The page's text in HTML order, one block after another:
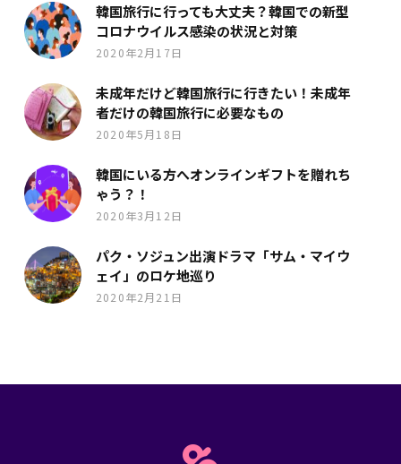
韓国旅行に行っても大丈夫？韓国での新型
コロナウイルス感染の状況と対策
2020年2月17日
未成年だけど韓国旅行に行きたい！未成年
者だけの韓国旅行に必要なもの
2020年5月18日
韓国にいる方へオンラインギフトを贈れち
ゃう？！
2020年3月12日
パク・ソジュン出演ドラマ「サム・マイウ
ェイ」のロケ地巡り
2020年2月21日